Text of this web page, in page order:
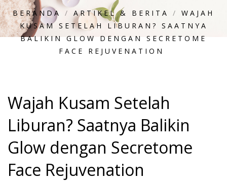
BERANDA / ARTIKEL & BERITA / WAJAH
KUSAM SETELAH LIBURAN? SAATNYA
BALIKIN GLOW DENGAN SECRETOME
FACE REJUVENATION
Wajah Kusam Setelah
Liburan? Saatnya Balikin
Glow dengan Secretome
Face Rejuvenation